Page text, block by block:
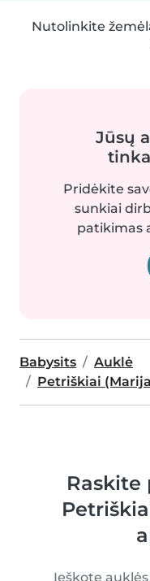
Nutolinkite
Jūsų
Pridėkite
sunkiai
patikimas
Babysits
Auklė
Petriškiai
Raskite
Ieškote